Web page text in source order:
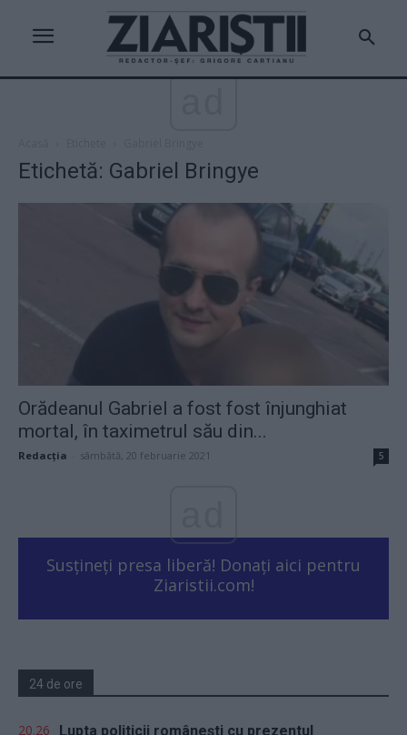
Etichetă: Gabriel Bringye
Orădeanul Gabriel a fost fost înjunghiat
mortal, în taximetrul său din...
Redacţia sâmbătă, 20 februarie 2021 5
Susțineți presa liberă! Donați aici pentru
Ziaristii.com!
24 de ore
20.26 Lupta politicii românești cu prezentul